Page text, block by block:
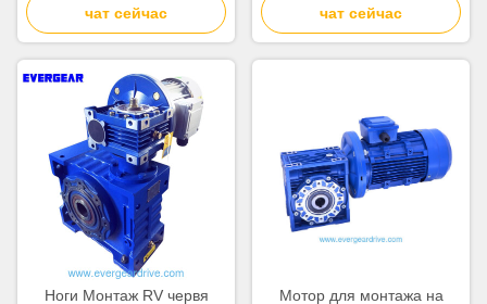
закаленным валом червя и
диапазоном мощности 0,06
~ 22 кВт
чат сейчас
момент 2,6 до 1760 Нм
Диапазон температуры
работы от минус 20 до 80
чат сейчас
Ноги Монтаж RV червя
Мотор для монтажа на